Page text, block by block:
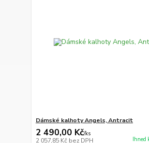
Dámské kalhoty Angels, Antracit
2 490,00 Kč/ks
2 057,85 Kč bez DPH Ihned